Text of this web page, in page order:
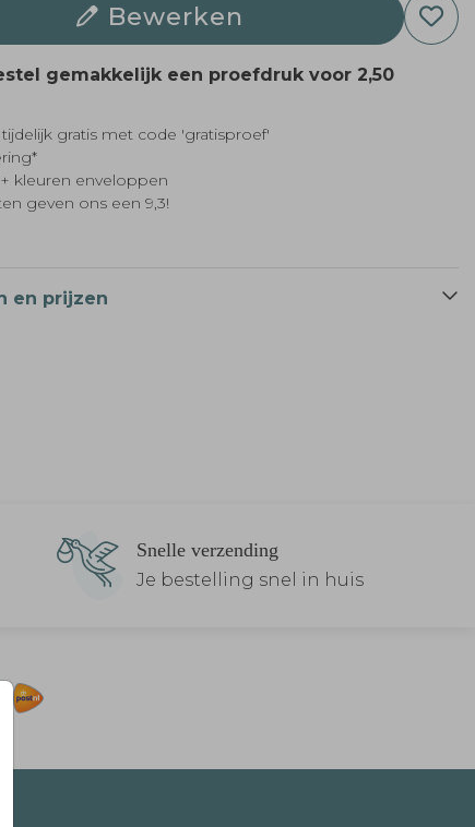
Bewerken
gemakkelijk een proefdruk voor 2,50
gratis met code 'gratisproef'
kleuren enveloppen
geven ons een 9,3!
en prijzen
Snelle verzending
Je bestelling snel in huis